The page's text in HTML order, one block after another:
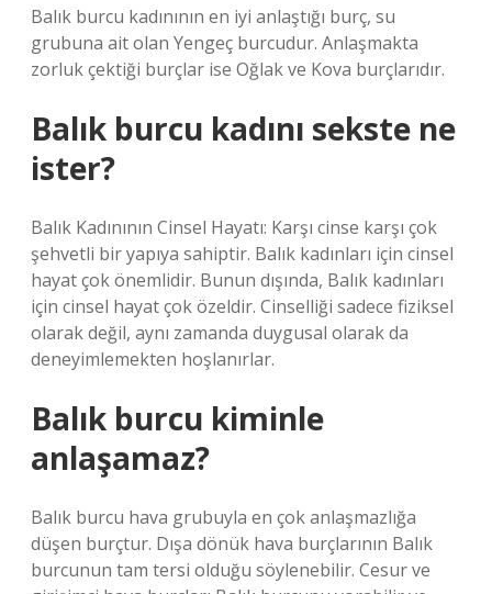
Balık burcu kadınının en iyi anlaştığı burç, su
grubuna ait olan Yengeç burcudur. Anlaşmakta
zorluk çektiği burçlar ise Oğlak ve Kova burçlarıdır.
Balık burcu kadını sekste ne
ister?
Balık Kadınının Cinsel Hayatı: Karşı cinse karşı çok
şehvetli bir yapıya sahiptir. Balık kadınları için cinsel
hayat çok önemlidir. Bunun dışında, Balık kadınları
için cinsel hayat çok özeldir. Cinselliği sadece fiziksel
olarak değil, aynı zamanda duygusal olarak da
deneyimlemekten hoşlanırlar.
Balık burcu kiminle
anlaşamaz?
Balık burcu hava grubuyla en çok anlaşmazlığa
düşen burçtur. Dışa dönük hava burçlarının Balık
burcunun tam tersi olduğu söylenebilir. Cesur ve